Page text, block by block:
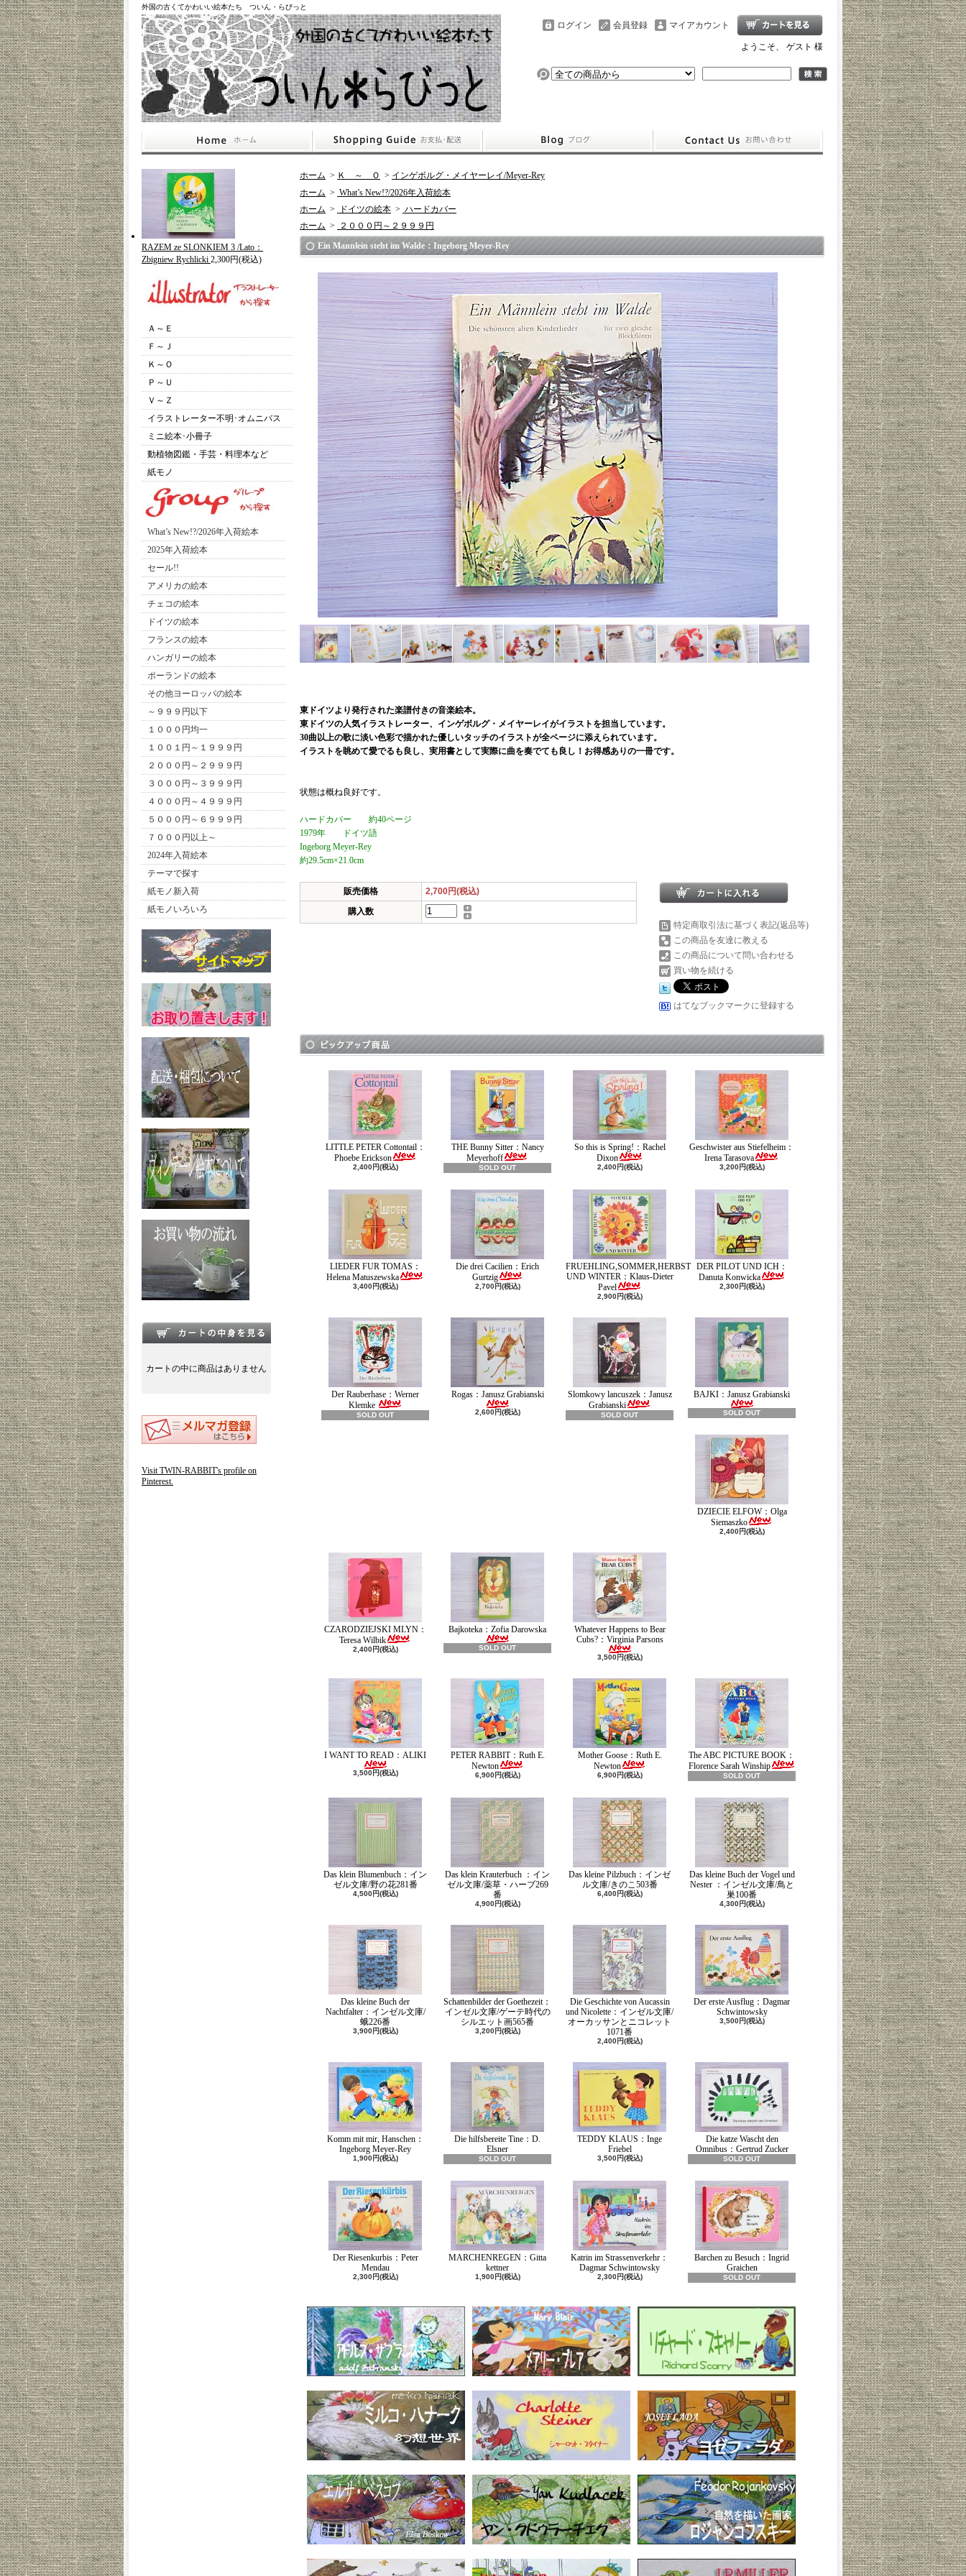
外国の古くてかわいい絵本たち ついん・らびっと
マイアカウント
会員登録
ログイン
ようこそ、 ゲスト 様
RAZEM ze SLONKIEM 3 /Lato：
Zbigniew Rychlicki 2,300円(税込)
Ａ～Ｅ
Ｆ～Ｊ
Ｋ～Ｏ
Ｐ～Ｕ
Ｖ～Ｚ
イラストレーター不明･オムニバス
ミニ絵本･小冊子
動植物図鑑・手芸・料理本など
紙モノ
What’s New!?/2026年入荷絵本
2025年入荷絵本
セール!!
アメリカの絵本
チェコの絵本
ドイツの絵本
フランスの絵本
ハンガリーの絵本
ポーランドの絵本
その他ヨーロッパの絵本
～９９９円以下
１０００円均一
１００１円～１９９９円
２０００円～２９９９円
３０００円～３９９９円
４０００円～４９９９円
５０００円～６９９９円
７０００円以上～
2024年入荷絵本
テーマで探す
紙モノ新入荷
紙モノいろいろ
カートの中に商品はありません
Visit TWIN-RABBIT's profile on
Pinterest.
ホーム > Ｋ ～ Ｏ > インゲボルグ・メイヤーレイ/Meyer-Rey
ホーム > What’s New!?/2026年入荷絵本
ホーム > ドイツの絵本 > ハードカバー
ホーム >
２０００円～２９９９円
Ein Mannlein steht im Walde：Ingeborg Meyer-Rey
東ドイツより発行された楽譜付きの音楽絵本。
東ドイツの人気イラストレーター、インゲボルグ・メイヤーレイがイラストを担当しています。
30曲以上の歌に淡い色彩で描かれた優しいタッチのイラストが全ページに添えられています。
イラストを眺めて愛でるも良し、実用書として実際に曲を奏でても良し！お得感ありの一冊です。
状態は概ね良好です。
ハードカバー 約40ページ
1979年 ドイツ語
Ingeborg Meyer-Rey
約29.5cm×21.0cm
販売価格
2,700円(税込)
購入数
特定商取引法に基づく表記(返品等)
この商品を友達に教える
この商品について問い合わせる
買い物を続ける
はてなブックマークに登録する
LITTLE PETER Cottontail：
Phoebe Erickson
2,400円(税込)
THE Bunny Sitter：Nancy
Meyerhoff
SOLD OUT
So this is Spring!：Rachel
Dixon
2,400円(税込)
Geschwister aus Stiefelheim：
Irena Tarasova
3,200円(税込)
LIEDER FUR TOMAS：
Helena Matuszewska
3,400円(税込)
Die drei Cacilien：Erich
Gurtzig
2,700円(税込)
FRUEHLING,SOMMER,HERBST
UND WINTER：Klaus-Dieter
Pavel
2,900円(税込)
DER PILOT UND ICH：
Danuta Konwicka
2,300円(税込)
Der Rauberhase：Werner
Klemke
SOLD OUT
Rogas：Janusz Grabianski
2,600円(税込)
Slomkowy lancuszek：Janusz
Grabianski
SOLD OUT
BAJKI：Janusz Grabianski
SOLD OUT
DZIECIE ELFOW：Olga
Siemaszko
2,400円(税込)
CZARODZIEJSKI MLYN：
Teresa Wilbik
2,400円(税込)
Bajkoteka：Zofia Darowska
SOLD OUT
Whatever Happens to Bear
Cubs?：Virginia Parsons
3,500円(税込)
I WANT TO READ：ALIKI
3,500円(税込)
PETER RABBIT：Ruth E.
Newton
6,900円(税込)
Mother Goose：Ruth E.
Newton
6,900円(税込)
The ABC PICTURE BOOK：
Florence Sarah Winship
SOLD OUT
Das klein Blumenbuch：イン
ゼル文庫/野の花281番
4,500円(税込)
Das klein Krauterbuch ：イン
ゼル文庫/薬草・ハーブ269
番
4,900円(税込)
Das kleine Pilzbuch：インゼ
ル文庫/きのこ503番
6,400円(税込)
Das kleine Buch der Vogel und
Nester ：インゼル文庫/鳥と
巣100番
4,300円(税込)
Das kleine Buch der
Nachtfalter：インゼル文庫/
蛾226番
3,900円(税込)
Schattenbilder der Goethezeit：
インゼル文庫/ゲーテ時代の
シルエット画565番
3,200円(税込)
Die Geschichte von Aucassin
und Nicolette：インゼル文庫/
オーカッサンとニコレット
1071番
2,400円(税込)
Der erste Ausflug：Dagmar
Schwintowsky
3,500円(税込)
Komm mit mir, Hanschen：
Ingeborg Meyer-Rey
1,900円(税込)
Die hilfsbereite Tine：D.
Elsner
SOLD OUT
TEDDY KLAUS：Inge
Friebel
3,500円(税込)
Die katze Wascht den
Omnibus：Gertrud Zucker
SOLD OUT
Der Riesenkurbis：Peter
Mendau
2,300円(税込)
MARCHENREGEN：Gitta
kettner
1,900円(税込)
Katrin im Strassenverkehr：
Dagmar Schwintowsky
2,300円(税込)
Barchen zu Besuch：Ingrid
Graichen
SOLD OUT